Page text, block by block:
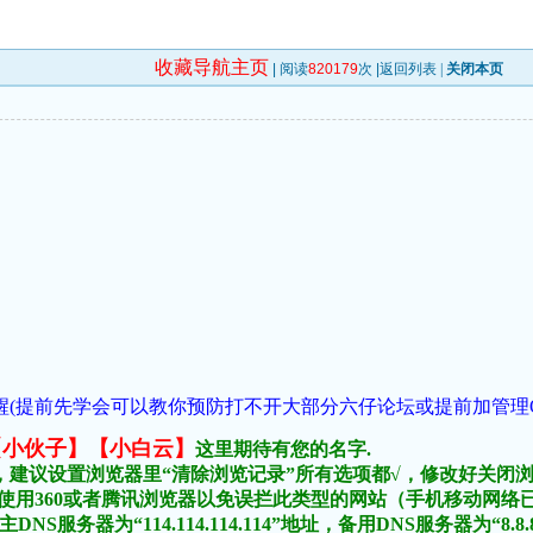
收藏导航主页 | 阅读820179次 |返回列表 关闭本页
提前先学会可以教你预防打不开大部分六仔论坛或提前加管理
伙子】【小白云】
这里期待有您的名字.
议设置浏览器里“清除浏览记录”所有选项都√，修改好关闭
用360或者腾讯浏览器以免误拦此类型的网站（手机移动网络
服务器为“114.114.114.114”地址，备用DNS服务器为